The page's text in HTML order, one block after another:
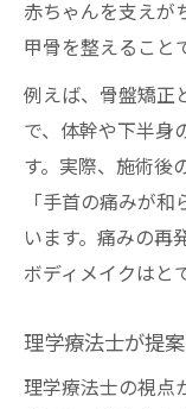
赤ちゃんを支えが
甲骨を整えること
例えば、骨盤矯正
で、体幹や下半身
す。実際、施術後
「手首の痛みが
います。痛みの再
ボディメイクはと
理学療法士が提
理学療法士の視点